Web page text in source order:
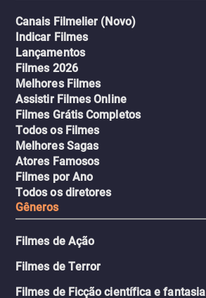
Canais Filmelier (Novo)
Indicar Filmes
Lançamentos
Filmes 2026
Melhores Filmes
Assistir Filmes Online
Filmes Grátis Completos
Todos os Filmes
Melhores Sagas
Atores Famosos
Filmes por Ano
Todos os diretores
Gêneros
Filmes de Ação
Filmes de Terror
Filmes de Ficção científica e fantasia